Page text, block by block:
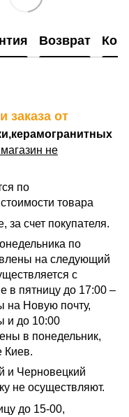
Возврат
заказа от
не
по
товара
за счет покупателя.
по
на следующий
с
в пятницу до 17:00 –
на Новую почту,
и до 10:00
в понедельник,
Киев.
и Черновецкий
не осуществляют.
до 15-00,